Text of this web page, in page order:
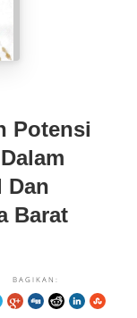
Potensi
Dan
Barat
BAGIKAN: